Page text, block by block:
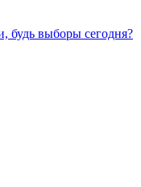
будь выборы сегодня?